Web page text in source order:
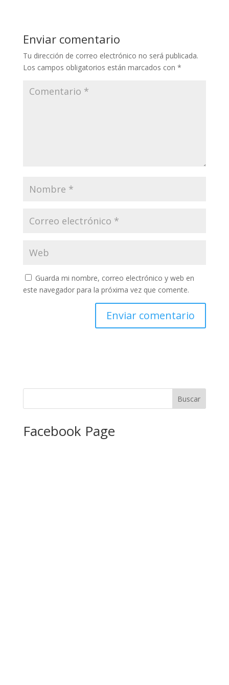
Enviar comentario
Tu dirección de correo electrónico no será publicada.
Los campos obligatorios están marcados con *
Guarda mi nombre, correo electrónico y web en
este navegador para la próxima vez que comente.
Facebook Page